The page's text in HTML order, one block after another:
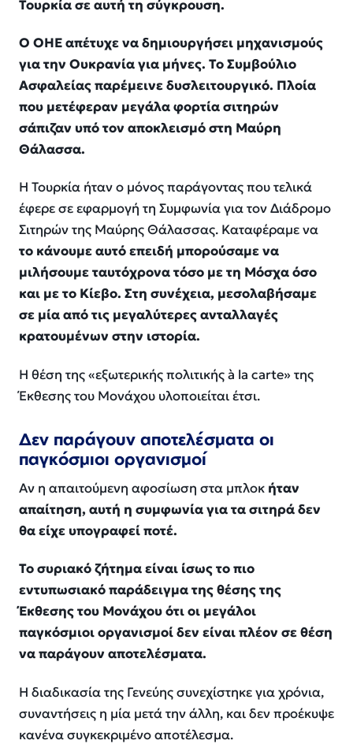
Τουρκία σε αυτή τη σύγκρουση.
Ο ΟΗΕ απέτυχε να δημιουργήσει μηχανισμούς
για την Ουκρανία για μήνες. Το Συμβούλιο
Ασφαλείας παρέμεινε δυσλειτουργικό. Πλοία
που μετέφεραν μεγάλα φορτία σιτηρών
σάπιζαν υπό τον αποκλεισμό στη Μαύρη
Θάλασσα.
Η Τουρκία ήταν ο μόνος παράγοντας που τελικά
έφερε σε εφαρμογή τη Συμφωνία για τον Διάδρομο
Σιτηρών της Μαύρης Θάλασσας. Καταφέραμε να
το κάνουμε αυτό επειδή μπορούσαμε να
μιλήσουμε ταυτόχρονα τόσο με τη Μόσχα όσο
και με το Κίεβο. Στη συνέχεια, μεσολαβήσαμε
σε μία από τις μεγαλύτερες ανταλλαγές
κρατουμένων στην ιστορία.
Η θέση της «εξωτερικής πολιτικής à la carte» της
Έκθεσης του Μονάχου υλοποιείται έτσι.
Δεν παράγουν αποτελέσματα οι
παγκόσμιοι οργανισμοί
Αν η απαιτούμενη αφοσίωση στα μπλοκ ήταν
απαίτηση, αυτή η συμφωνία για τα σιτηρά δεν
θα είχε υπογραφεί ποτέ.
Το συριακό ζήτημα είναι ίσως το πιο
εντυπωσιακό παράδειγμα της θέσης της
Έκθεσης του Μονάχου ότι οι μεγάλοι
παγκόσμιοι οργανισμοί δεν είναι πλέον σε θέση
να παράγουν αποτελέσματα.
Η διαδικασία της Γενεύης συνεχίστηκε για χρόνια,
συναντήσεις η μία μετά την άλλη, και δεν προέκυψε
κανένα συγκεκριμένο αποτέλεσμα.